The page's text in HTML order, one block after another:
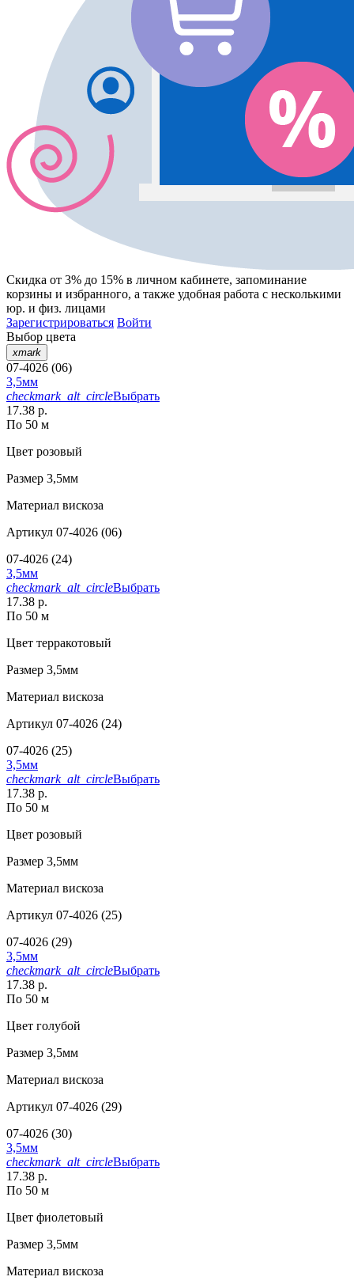
Скидка от 3% до 15% в личном кабинете, запоминание
корзины и избранного, а также удобная работа с несколькими
юр. и физ. лицами
Зарегистрироваться Войти
Выбор цвета
xmark
07-4026 (06)
3,5мм
checkmark_alt_circleВыбрать
17.38 р.
По 50 м
Цвет розовый
Размер 3,5мм
Материал вискоза
Артикул 07-4026 (06)
07-4026 (24)
3,5мм
checkmark_alt_circleВыбрать
17.38 р.
По 50 м
Цвет терракотовый
Размер 3,5мм
Материал вискоза
Артикул 07-4026 (24)
07-4026 (25)
3,5мм
checkmark_alt_circleВыбрать
17.38 р.
По 50 м
Цвет розовый
Размер 3,5мм
Материал вискоза
Артикул 07-4026 (25)
07-4026 (29)
3,5мм
checkmark_alt_circleВыбрать
17.38 р.
По 50 м
Цвет голубой
Размер 3,5мм
Материал вискоза
Артикул 07-4026 (29)
07-4026 (30)
3,5мм
checkmark_alt_circleВыбрать
17.38 р.
По 50 м
Цвет фиолетовый
Размер 3,5мм
Материал вискоза